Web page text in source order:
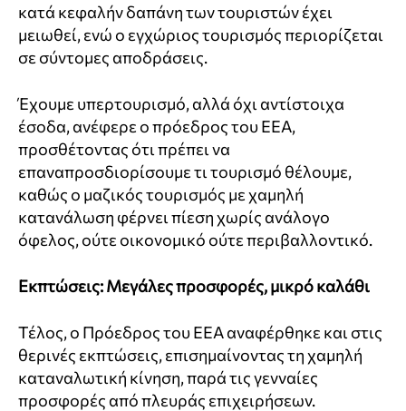
κατά κεφαλήν δαπάνη των τουριστών έχει
μειωθεί, ενώ ο εγχώριος τουρισμός περιορίζεται
σε σύντομες αποδράσεις.
Έχουμε υπερτουρισμό, αλλά όχι αντίστοιχα
έσοδα, ανέφερε ο πρόεδρος του ΕΕΑ,
προσθέτοντας ότι πρέπει να
επαναπροσδιορίσουμε τι τουρισμό θέλουμε,
καθώς ο μαζικός τουρισμός με χαμηλή
κατανάλωση φέρνει πίεση χωρίς ανάλογο
όφελος, ούτε οικονομικό ούτε περιβαλλοντικό.
Εκπτώσεις: Μεγάλες προσφορές, μικρό καλάθι
Τέλος, ο Πρόεδρος του ΕΕΑ αναφέρθηκε και στις
θερινές εκπτώσεις, επισημαίνοντας τη χαμηλή
καταναλωτική κίνηση, παρά τις γενναίες
προσφορές από πλευράς επιχειρήσεων.